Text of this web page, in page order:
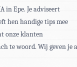
in Epe. Je adviseert
hen handige tips mee
onze klanten
te woord. Wij geven je